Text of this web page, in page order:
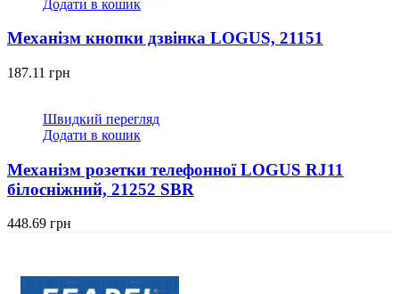
Додати в кошик
Механізм кнопки дзвінка LOGUS, 21151
187.11 грн
Швидкий перегляд
Додати в кошик
Механізм розетки телефонної LOGUS RJ11
білосніжний, 21252 SBR
448.69 грн